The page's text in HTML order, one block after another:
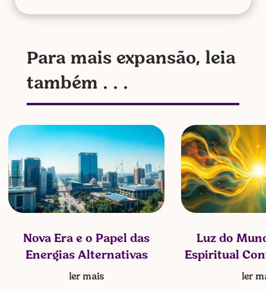
Para mais expansão, leia
também . . .
Nova Era e o Papel das
Energias Alternativas
ler mais
Luz do
Espiritual
ler